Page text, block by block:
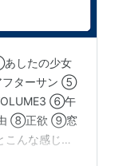
したの少女
ターサン ⑤
⑥午
由 ⑧正欲 ⑨窓
んな感じに